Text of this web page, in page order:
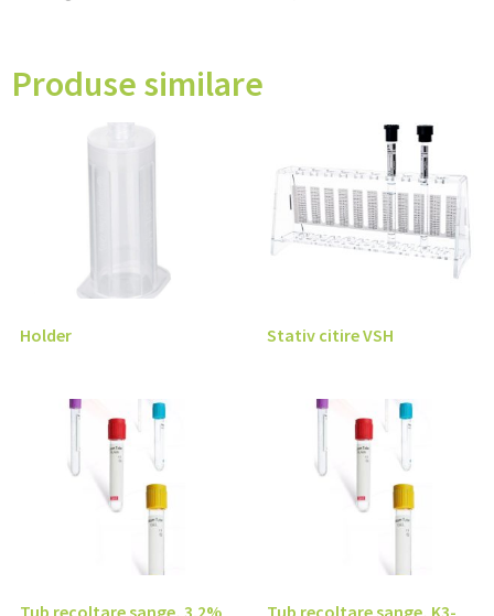
Produse similare
Holder Stativ citire VSH